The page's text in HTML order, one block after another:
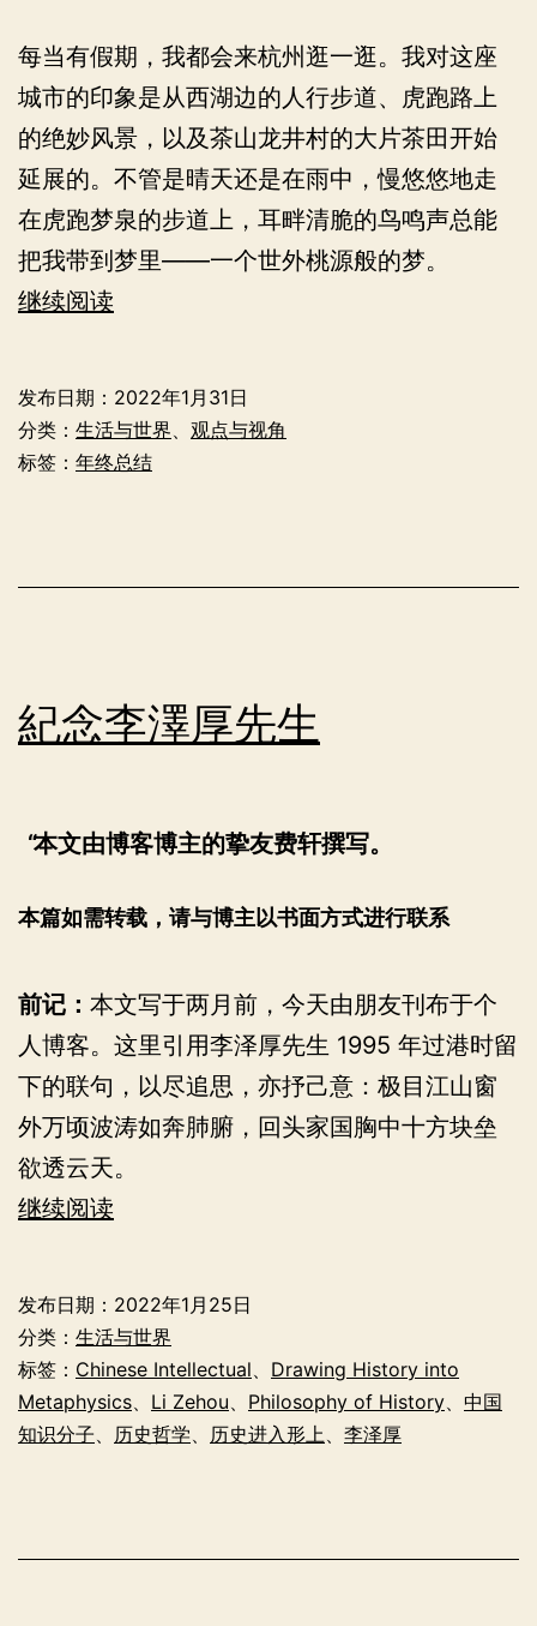
每当有假期，我都会来杭州逛一逛。我对这座
城市的印象是从西湖边的人行步道、虎跑路上
的绝妙风景，以及茶山龙井村的大片茶田开始
延展的。不管是晴天还是在雨中，慢悠悠地走
在虎跑梦泉的步道上，耳畔清脆的鸟鸣声总能
把我带到梦里——一个世外桃源般的梦。
继续阅读
一
种
——
二
零
一
发布日期： 2022年1月31日
分类： 生活与世界
观点与视角
标签： 年终总结
紀念李澤厚先生
本文由博客博主的挚友费轩撰写。
本篇如需转载，请与博主以书面方式进行联系
前记： 本文写于两月前，今天由朋友刊布于个
人博客。这里引用李泽厚先生 1995 年过港时留
下的联句，以尽追思，亦抒己意：极目江山窗
外万顷波涛如奔肺腑，回头家国胸中十方块垒
欲透云天。
继续阅读
澤
厚
先
生
发布日期： 2022年1月25日
分类： 生活与世界
标签： Chinese Intellectual
Drawing History into
Metaphysics
Li Zehou Philosophy of History
中国
知识分子
历史哲学 历史进入形上 李泽厚